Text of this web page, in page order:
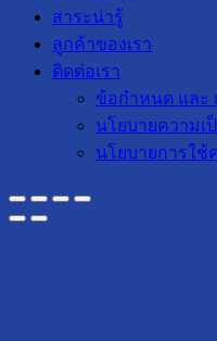
สาระน่ารู้
ลูกค้าของเรา
ติดต่อเรา
ข้อกำหนด และ
นโยบายความ
นโยบายการใช้